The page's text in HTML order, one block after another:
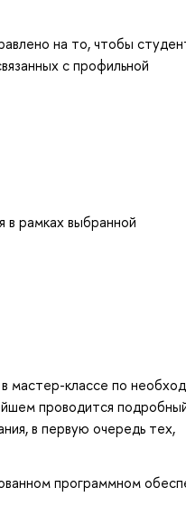
на то, чтобы
с профильной
в рамках выбранной
мастер-классе по
проводится
в первую очередь тех,
программном